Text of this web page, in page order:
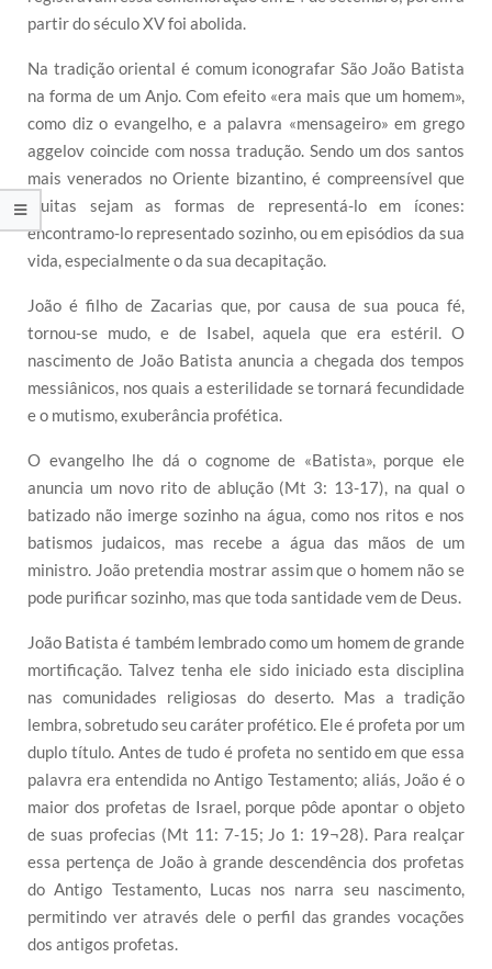
partir do século XV foi abolida.
Na tradição oriental é comum iconografar São João Batista
na forma de um Anjo. Com efeito «era mais que um homem»,
como diz o evangelho, e a palavra «mensageiro» em grego
aggelov coincide com nossa tradução. Sendo um dos santos
mais venerados no Oriente bizantino, é compreensível que
muitas sejam as formas de representá-lo em ícones:
encontramo-lo representado sozinho, ou em episódios da sua
vida, especialmente o da sua decapitação.
João é filho de Zacarias que, por causa de sua pouca fé,
tornou-se mudo, e de Isabel, aquela que era estéril. O
nascimento de João Batista anuncia a chegada dos tempos
messiânicos, nos quais a esterilidade se tornará fecundidade
e o mutismo, exuberância profética.
O evangelho lhe dá o cognome de «Batista», porque ele
anuncia um novo rito de ablução (Mt 3: 13-17), na qual o
batizado não imerge sozinho na água, como nos ritos e nos
batismos judaicos, mas recebe a água das mãos de um
ministro. João pretendia mostrar assim que o homem não se
pode purificar sozinho, mas que toda santidade vem de Deus.
João Batista é também lembrado como um homem de grande
mortificação. Talvez tenha ele sido iniciado esta disciplina
nas comunidades religiosas do deserto. Mas a tradição
lembra, sobretudo seu caráter profético. Ele é profeta por um
duplo título. Antes de tudo é profeta no sentido em que essa
palavra era entendida no Antigo Testamento; aliás, João é o
maior dos profetas de Israel, porque pôde apontar o objeto
de suas profecias (Mt 11: 7-15; Jo 1: 19¬28). Para realçar
essa pertença de João à grande descendência dos profetas
do Antigo Testamento, Lucas nos narra seu nascimento,
permitindo ver através dele o perfil das grandes vocações
dos antigos profetas.